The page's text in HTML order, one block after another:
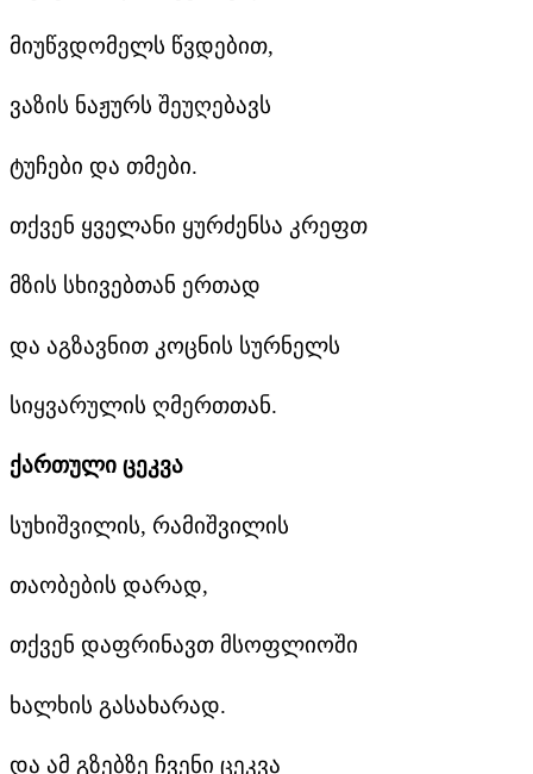
მიუწვდომელს წვდებით,
ვაზის ნაჟურს შეუღებავს
ტუჩები და თმები.
თქვენ ყველანი ყურძენსა კრეფთ
მზის სხივებთან ერთად
და აგზავნით კოცნის სურნელს
სიყვარულის ღმერთთან.
ქართული ცეკვა
სუხიშვილის, რამიშვილის
თაობების დარად,
თქვენ დაფრინავთ მსოფლიოში
ხალხის გასახარად.
და ამ გზებზე ჩვენი ცეკვა